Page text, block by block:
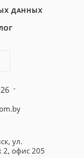
ДАННЫХ
ул.
2, офис 205